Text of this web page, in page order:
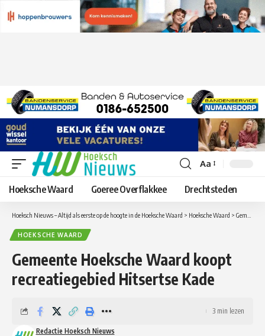
Lettergrootte
aanpassen
Aa
Hoeksche Waard Goeree Overflakkee Drechtsteden
Hoeksch Nieuws – Altijd als eerste op de hoogte in de Hoeksche Waard > Hoeksche Waard > Gemeente Hoeksche Waard koopt recreatiegebied Hitsertse Kade
HOEKSCHE WAARD
Gemeente Hoeksche Waard koopt
recreatiegebied Hitsertse Kade
Redactie Hoeksch Nieuws
3 min lezen